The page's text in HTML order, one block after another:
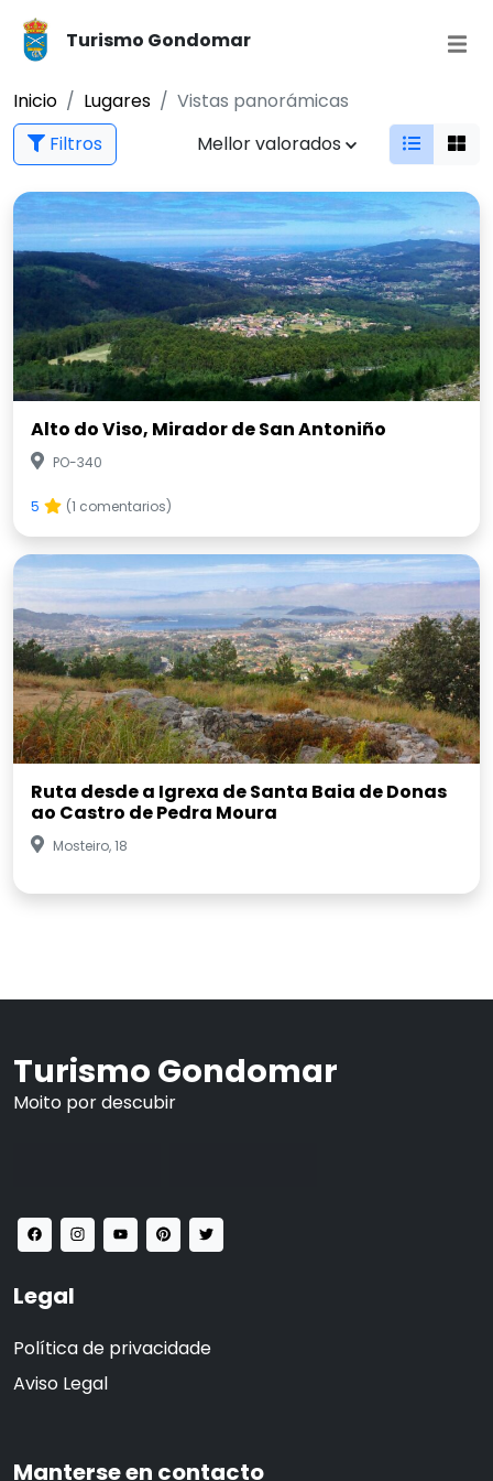
Turismo Gondomar
Inicio Lugares
Vistas panorámicas
Filtros
Mellor valorados
Alto do Viso, Mirador de San Antoniño
PO-340
5 (1 comentarios)
Ruta desde a Igrexa de Santa Baia de Donas
ao Castro de Pedra Moura
Mosteiro, 18
Turismo Gondomar
Moito por descubir
Legal
Política de privacidade
Aviso Legal
Manterse en contacto